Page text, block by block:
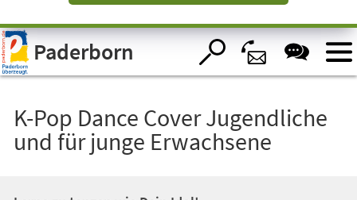
Visuelle
Assistenzsoftware
öffnen.Paderborn
K-Pop Dance Cover Jugendliche
und für junge Erwachsene